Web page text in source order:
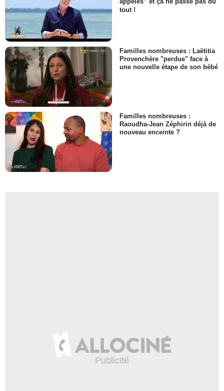
appelés” et ça ne passe pas du
tout !
Familles nombreuses : Laëtitia
Provenchère "perdue" face à
une nouvelle étape de son bébé
Familles nombreuses :
Raoudha-Jean Zéphirin déjà de
nouveau enceinte ?